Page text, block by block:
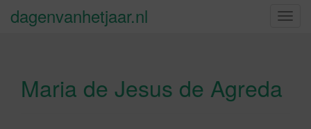
S
dagenvanhetjaar.nl
Maria de Jesus de Agreda